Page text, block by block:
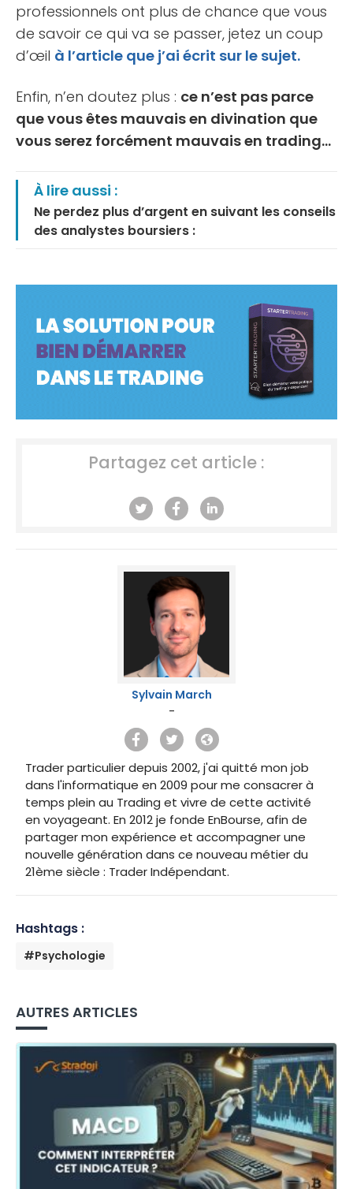
professionnels ont plus de chance que vous
de savoir ce qui va se passer, jetez un coup
d’œil à l’article que j’ai écrit sur le sujet.
Enfin, n’en doutez plus : ce n’est pas parce
que vous êtes mauvais en divination que
vous serez forcément mauvais en trading…
À lire aussi :
Ne perdez plus d’argent en suivant les conseils
des analystes boursiers :
Partagez cet article :
Sylvain March
-
Trader particulier depuis 2002, j'ai quitté mon job
dans l'informatique en 2009 pour me consacrer à
temps plein au Trading et vivre de cette activité
en voyageant. En 2012 je fonde EnBourse, afin de
partager mon expérience et accompagner une
nouvelle génération dans ce nouveau métier du
21ème siècle : Trader Indépendant.
Hashtags :
#Psychologie
AUTRES ARTICLES